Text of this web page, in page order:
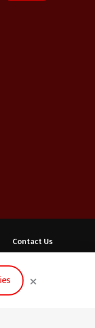
Contact Us
×